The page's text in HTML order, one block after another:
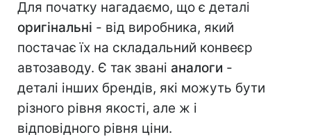
Для початку нагадаємо, що є деталі
оригінальні - від виробника, який
постачає їх на складальний конвеєр
автозаводу. Є так звані аналоги -
деталі інших брендів, які можуть бути
різного рівня якості, але ж і
відповідного рівня ціни.